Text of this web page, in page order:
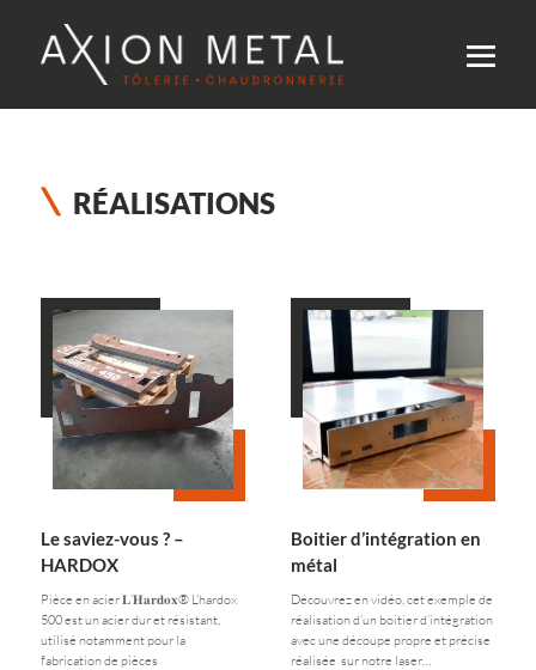
RÉALISATIONS
Le saviez-vous ? –
HARDOX
Pièce en acier 𝐋’𝐇𝐚𝐫𝐝𝐨𝐱® L’hardox
500 est un acier dur et résistant,
utilisé notamment pour la
fabrication de pièces
Boitier d’intégration en
métal
Découvrez en vidéo, cet exemple de
réalisation d’un boitier d’intégration
avec une découpe propre et précise
réalisée sur notre laser…